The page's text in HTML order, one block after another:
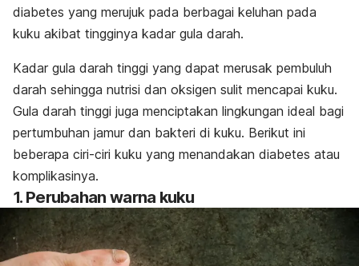
diabetes yang merujuk pada berbagai keluhan pada
kuku akibat tingginya kadar gula darah.
Kadar gula darah tinggi yang dapat merusak pembuluh
darah sehingga nutrisi dan oksigen sulit mencapai kuku.
Gula darah tinggi juga menciptakan lingkungan ideal bagi
pertumbuhan jamur dan bakteri di kuku. Berikut ini
beberapa ciri-ciri kuku yang menandakan diabetes atau
komplikasinya.
1. Perubahan warna kuku